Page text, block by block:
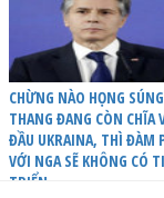
CHỪNG NÀO HỌNG
THANG ĐANG CÒN CHĨA
ĐẦU UKRAINA, THÌ ĐÀM
VỚI NGA SẼ KHÔNG CÓ
TRIỂN